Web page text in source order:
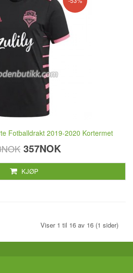
Fotballdrakt 2019-2020 Kortermet
357NOK
KJØP
Viser 1 til 16 av 16 (1 sider)